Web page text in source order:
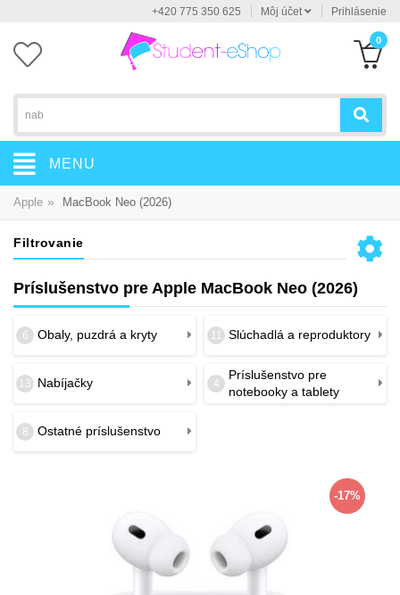
+420 775 350 625 Môj účet Prihlásenie
0
MENU
Apple » MacBook Neo (2026)
Filtrovanie
Príslušenstvo pre Apple MacBook Neo (2026)
6 Obaly, puzdrá a kryty 11 Slúchadlá a reproduktory
13 Nabíjačky 4
Príslušenstvo pre
notebooky a tablety
8 Ostatné príslušenstvo
-17%